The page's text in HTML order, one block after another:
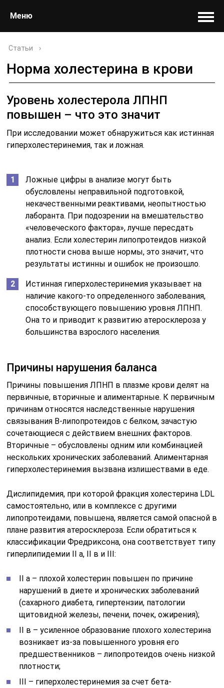
Меню
Статьи ›
Норма холестерина в крови
Уровень холестерола ЛПНП
повышен – что это значит
При исследовании может обнаружиться как истинная
гиперхолестеринемия, так и ложная.
Ложные цифры в анализе могут быть
обусловлены неправильной подготовкой,
некачественными реактивами, неопытностью
лаборанта. При подозрении на вмешательство
«человеческого фактора», лучше пересдать
анализ. Если холестерин липопротеидов низкой
плотности снова выше нормы, это значит, что
результаты истинны и ошибок не произошло.
Истинная гиперхолестеринемия указывает на
наличие какого-то определенного заболевания,
способствующего повышению уровня ЛПНП.
Она то и приводит к развитию атеросклероза у
большинства взрослого населения.
Причины нарушения баланса
Причины повышения ЛПНП в плазме крови делят на
первичные, вторичные и алиментарные. К первичным
причинам относятся наследственные нарушения
связывания B-липопротеидов с белком, зачастую
сочетающиеся с действием внешних факторов.
Вторичные – обусловлены одним или комбинацией
нескольких хронических заболеваний. Алиментарная
гиперхолестеринемия вызвана излишествами в еде.
Дислипидемия, при которой фракция холестерина LDL
самостоятельно, или в комплексе с другими
липопротеидами, повышена, является самой опасной в
плане развития атеросклероза. Если обратиться к
классификации Фредриксона, она соответствует типу
гиперлипидемии II а, II в и III:
II а – плохой холестерин повышен по причине
нарушений в диете и хронических заболеваний
(сахарного диабета, гипертензии, патологии
щитовидной железы, печени, почек, ожирения);
II в – усиленное образование плохого холестерина
возникает из-за повышенного уровня его
предшественников – липопротеидов очень низкой
плотности;
III – гиперхолестеринемия за счет бета-